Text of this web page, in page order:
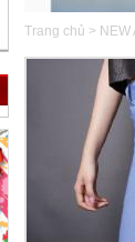
Trang chủ > NEW